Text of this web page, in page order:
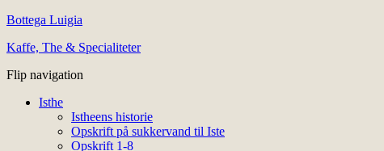
Bottega Luigia
Kaffe, The & Specialiteter
Flip navigation
Isthe
Istheens historie
Opskrift på sukkervand til Iste
Opskrift 1-8